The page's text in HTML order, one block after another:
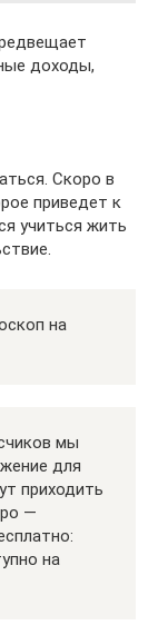
доходы,
Скоро в
приведет к
учиться жить
на
мы
для
приходить
—
на